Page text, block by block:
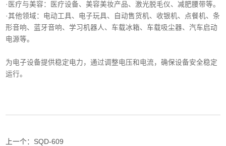
·医疗与美容‌：医疗设备、美容美妆产品、激光脱毛仪、减肥腰带等。
‌·其他领域‌：电动工具、电子玩具、自动售货机、收银机、点餐机、条
形音响、蓝牙音响、学习机器人、车载冰箱、车载吸尘器、汽车启动
电源等。
为电子设备提供稳定电力，通过调整电压和电流，确保设备安全稳定
运行。
上一个： SQD-609